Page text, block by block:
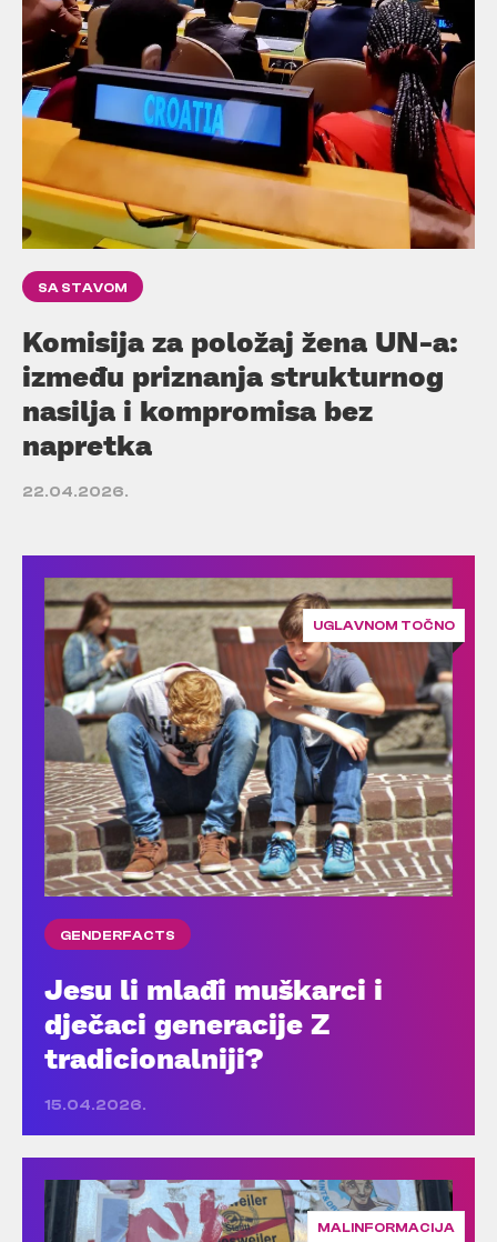
SA STAVOM
Komisija za položaj žena UN-a:
između priznanja strukturnog
nasilja i kompromisa bez
napretka
22.04.2026.
UGLAVNOM TOČNO
GENDERFACTS
Jesu li mlađi muškarci i
dječaci generacije Z
tradicionalniji?
15.04.2026.
MALINFORMACIJA